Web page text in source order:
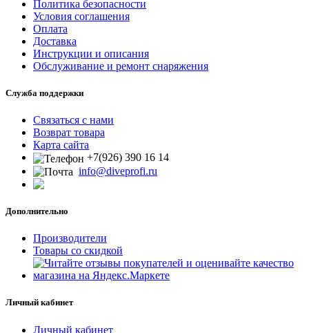
Политика безопасности
Условия соглашения
Оплата
Доставка
Инструкции и описания
Обслуживание и ремонт снаряжения
Служба поддержки
Связаться с нами
Возврат товара
Карта сайта
+7(926) 390 16 14
info@diveprofi.ru
Дополнительно
Производители
Товары со скидкой
Личный кабинет
Личный кабинет